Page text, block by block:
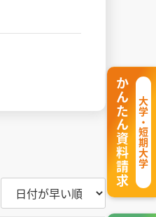
大学・短期大学
かんたん資料請求